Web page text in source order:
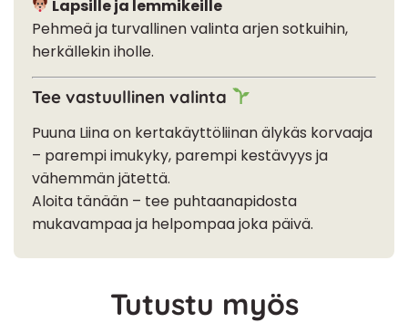
Lapsille ja lemmikeille
Pehmeä ja turvallinen valinta arjen sotkuihin,
herkällekin iholle.
Tee vastuullinen valinta
Puuna Liina on kertakäyttöliinan älykäs korvaaja
– parempi imukyky, parempi kestävyys ja
vähemmän jätettä.
Aloita tänään – tee puhtaanapidosta
mukavampaa ja helpompaa joka päivä.
Tutustu myös